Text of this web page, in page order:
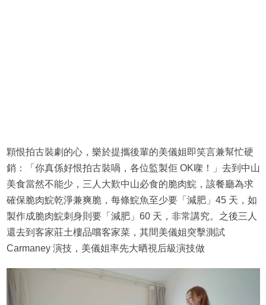
顆恨拍古裝劇的心，樂於提攜後輩的美儀姐即笑言兼幫忙硬
銷：「你真係好恨拍古裝喎，各位監製佢 OK㗎！」去到中山
美食當然不能少，三人大歎中山必食的脆肉鯇，該餐廳為求
確保脆肉鯇乾淨兼爽脆，每條鯇魚至少要「減肥」45 天，如
製作成脆肉鯇刺身則要「減肥」60 天，非常講究。之後三人
還去到客家莊土樓品嚐客家菜，其間美儀姐突擊測試
Carmaney 演技，美儀姐率先大晒視后級演技做